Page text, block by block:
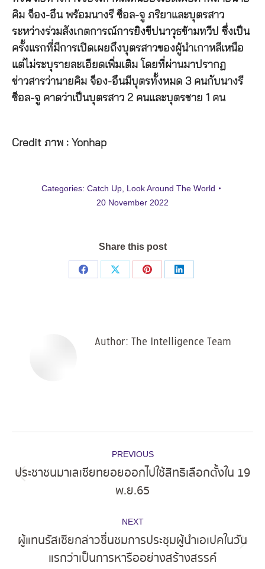
คิม จ็อง-อึน พร้อมนางรี ซ็อล-จู ภริยาและบุตรสาว
ระหว่างร่วมสังเกตการณ์การยิงขีปนาวุธข้ามทวีป ซึ่งเป็น
ครั้งแรกที่มีการเปิดเผยถึงบุตรสาวของผู้นำเกาหลีเหนือ
แต่ไม่ระบุรายละเอียดเพิ่มเติม โดยที่ผ่านมาปรากฏ
ข่าวสารว่านายคิม จ็อง-อึนมีบุตรทั้งหมด 3 คนกับนางรี
ซ็อล-จู คาดว่าเป็นบุตรสาว 2 คนและบุตรชาย 1 คน
Credit ภาพ : Yonhap
Categories: Catch Up, Look Around The World
20 November 2022
Share this post
Share
Share
Share
Share
Author: The Intelligence Team
navigation
PREVIOUS
post:
ประชาชนมาเลเซียทยอยออกไปใช้สิทธิเลือกตั้งใน 19
พ.ย.65
NEXT
post:
ผู้แทนรัสเซียกล่าวชื่นชมการประชุมผู้นำเอเปคในวัน
แรกว่าเป็นการหารืออย่างสร้างสรรค์